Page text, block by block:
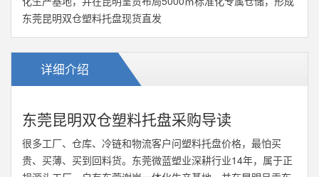
东莞昆明双仓塑料托盘现货直发
详细介绍
东莞昆明双仓塑料托盘采购导读
很多工厂、仓库、冷链和物流客户问塑料托盘价格，最怕买
贵、买薄、买到回料货。东莞微蓝塑业深耕行业14年，属于正